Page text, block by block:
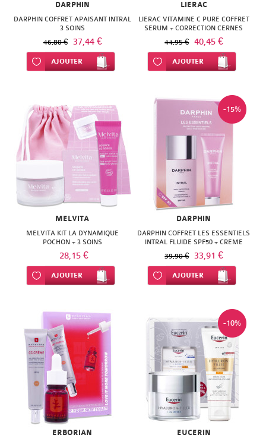
DARPHIN
DARPHIN COFFRET APAISANT INTRAL
3 SOINS
46,80 € 37,44 €
Ajouter à ma liste d’envie
AJOUTER
LIERAC
LIERAC VITAMINE C PURE COFFRET
SERUM + CORRECTION CERNES
44,95 € 40,45 €
Ajouter à ma liste d’envie
AJOUTER
MELVITA
MELVITA KIT LA DYNAMIQUE
POCHON + 3 SOINS
28,15 €
Ajouter à ma liste d’envie
AJOUTER
-15%
DARPHIN
DARPHIN COFFRET LES ESSENTIELS
INTRAL FLUIDE SPF50 + CREME
APAISANTE
39,90 € 33,91 €
Ajouter à ma liste d’envie
AJOUTER
ERBORIAN
-10%
EUCERIN